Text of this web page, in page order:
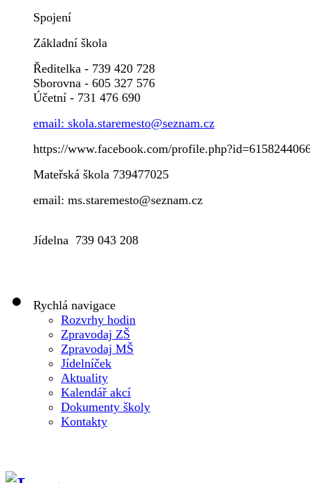
Spojení
Základní škola
Ředitelka - 739 420 728
Sborovna - 605 327 576
Účetní - 731 476 690
email: skola.staremesto@seznam.cz
https://www.facebook.com/
Mateřská škola 739477025
email: ms.staremesto@seznam.cz
Jídelna 739 043 208
Rychlá navigace
Rozvrhy hodin
Zpravodaj ZŠ
Zpravodaj MŠ
Jídelníček
Aktuality
Kalendář akcí
Dokumenty školy
Kontakty